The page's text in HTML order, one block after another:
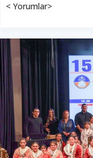
< Yorumlar>